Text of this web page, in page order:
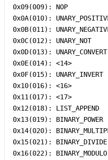
0x09(009): NOP
0x0A(010):
0x0B(011):
0x0C(012): UNARY_NOT
0x0D(013): UNARY_CONVERT
0x0E(014): <14>
0x0F(015): UNARY_INVERT
0x10(016): <16>
0x11(017): <17>
0x12(018): LIST_APPEND
0x13(019): BINARY_POWER
0x14(020):
0x15(021): BINARY_DIVIDE
0x16(022): BINARY_MODULO